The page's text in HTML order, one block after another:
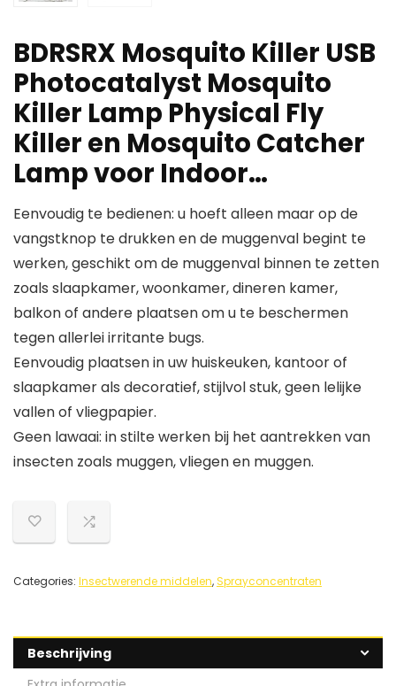
BDRSRX Mosquito Killer USB
Photocatalyst Mosquito
Killer Lamp Physical Fly
Killer en Mosquito Catcher
Lamp voor Indoor…
Eenvoudig te bedienen: u hoeft alleen maar op de
vangstknop te drukken en de muggenval begint te
werken, geschikt om de muggenval binnen te zetten
zoals slaapkamer, woonkamer, dineren kamer,
balkon of andere plaatsen om u te beschermen
tegen allerlei irritante bugs.
Eenvoudig plaatsen in uw huiskeuken, kantoor of
slaapkamer als decoratief, stijlvol stuk, geen lelijke
vallen of vliegpapier.
Geen lawaai: in stilte werken bij het aantrekken van
insecten zoals muggen, vliegen en muggen.
Categories: Insectwerende middelen,Sprayconcentraten
Beschrijving